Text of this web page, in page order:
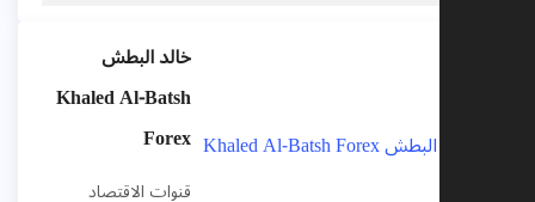
خالد البطش
Khaled Al-Batsh
Forex
قنوات الاقتصاد